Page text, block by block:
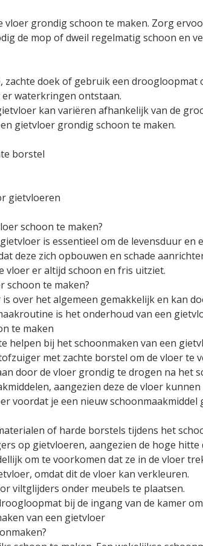
vloer grondig schoon te maken. Zorg
de mop of dweil regelmatig schoon en
doek of gebruik een
waterkringen ontstaan.
kan variëren afhankelijk van de
gietvloer grondig schoon te maken.
borstel
gietvloeren
schoon te maken?
is essentieel om de levensduur
deze zich opbouwen en schade
vloer er altijd schoon en fris uitziet.
schoon te maken?
over het algemeen gemakkelijk en kan
is het onderhoud van een
te maken
helpen bij het schoonmaken van een
met zachte borstel om de vloer
door de vloer grondig te drogen na het
aangezien deze de vloer kunnen
voordat je een nieuw
of harde borstels tijdens het
op gietvloeren, aangezien de hoge hitte
om te voorkomen dat ze in de vloer
omdat dit de vloer kan verkleuren.
viltglijders onder meubels te plaatsen.
bij de ingang van de kamer
van een gietvloer